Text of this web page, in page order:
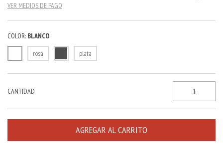
VER MEDIOS DE PAGO
COLOR: BLANCO
rosa
plata
CANTIDAD